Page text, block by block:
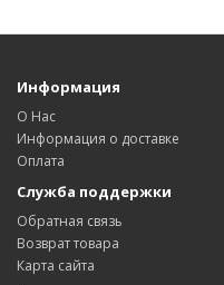
Информация
О Нас
Информация о доставке
Оплата
Служба поддержки
Обратная связь
Возврат товара
Карта сайта